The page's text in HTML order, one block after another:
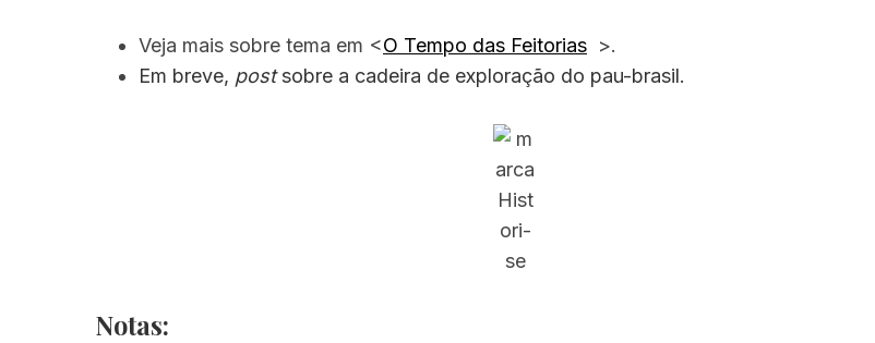
Veja mais sobre tema em <O Tempo das Feitorias >.
Em breve, postsobre a cadeira de exploração do pau-brasil.
Notas: